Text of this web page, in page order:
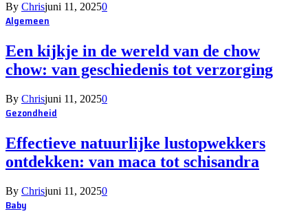
By Chrisjuni 11, 20250
Algemeen
Een kijkje in de wereld van de chow
chow: van geschiedenis tot verzorging
By Chrisjuni 11, 20250
Gezondheid
Effectieve natuurlijke lustopwekkers
ontdekken: van maca tot schisandra
By Chrisjuni 11, 20250
Baby